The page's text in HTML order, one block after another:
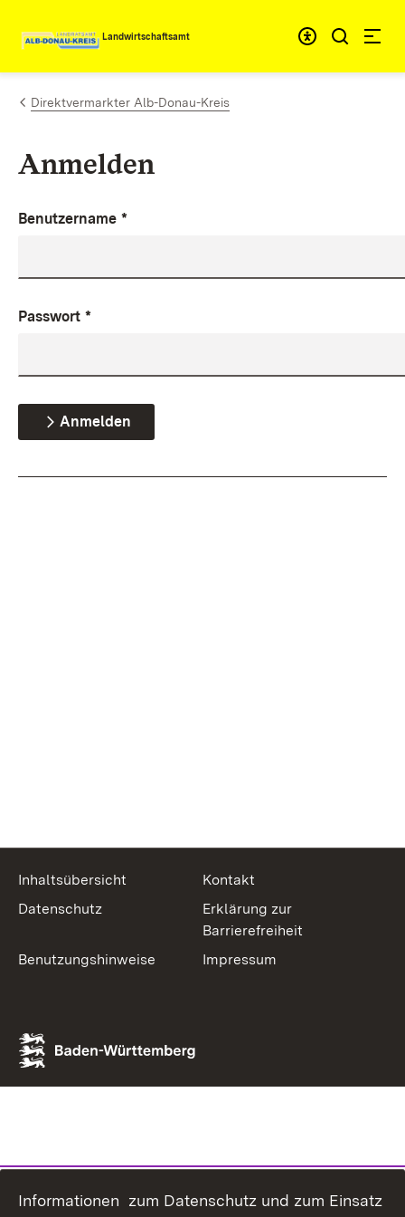
Zum Inhalt springen
Landwirtschaftsamt
Direktvermarkter Alb-Donau-Kreis
Anmelden
Benutzername *
Passwort *
Anmelden
Inhaltsübersicht
Kontakt
Datenschutz
Erklärung zur
Barrierefreiheit
Benutzungshinweise
Impressum
Informationen zum Datenschutz und zum Einsatz